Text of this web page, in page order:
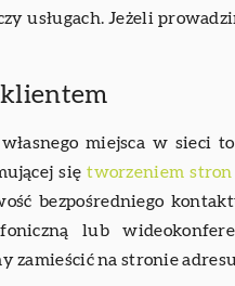
usługach. Jeżeli
miejsca w sieci
siętworzeniem
bezpośredniego
lub
zamieścić na stronie